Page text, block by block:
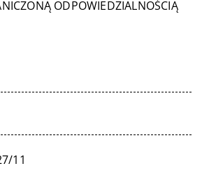
ODPOWIEDZIALNOŚCIĄ
11